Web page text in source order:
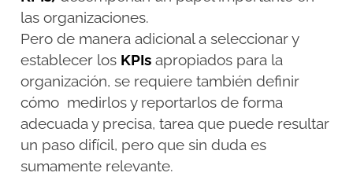
las organizaciones.
Pero de manera adicional a seleccionar y
establecer los KPIs apropiados para la
organización, se requiere también definir
cómo medirlos y reportarlos de forma
adecuada y precisa, tarea que puede resultar
un paso difícil, pero que sin duda es
sumamente relevante.